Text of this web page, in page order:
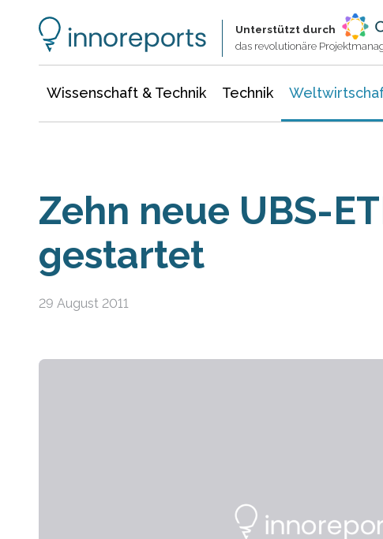
Unterstützt durch
das revolutionäre
Wissenschaft & Technik Technik
Zehn neue UBS-
gestartet
29 August 2011